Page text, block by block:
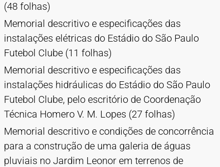
(48 folhas)
Memorial descritivo e especificações das
instalações elétricas do Estádio do São Paulo
Futebol Clube (11 folhas)
Memorial descritivo e especificações das
instalações hidráulicas do Estádio do São Paulo
Futebol Clube, pelo escritório de Coordenação
Técnica Homero V. M. Lopes (27 folhas)
Memorial descritivo e condições de concorrência
para a construção de uma galeria de águas
pluviais no Jardim Leonor em terrenos de